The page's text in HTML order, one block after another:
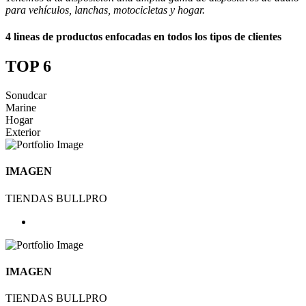
para vehículos, lanchas, motocicletas y hogar.
4 lineas de productos enfocadas en todos los tipos de clientes
TOP 6
Sonudcar
Marine
Hogar
Exterior
IMAGEN
TIENDAS BULLPRO
IMAGEN
TIENDAS BULLPRO